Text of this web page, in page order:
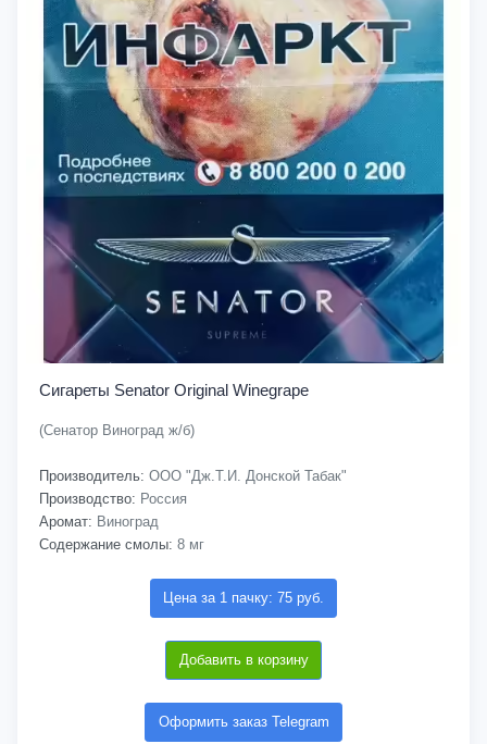
Сигареты Senator Original Winegrape
(Сенатор Виноград ж/б)
Производитель: ООО "Дж.Т.И. Донской Табак"
Производство: Россия
Аромат: Виноград
Содержание смолы: 8 мг
Цена за 1 пачку: 75 руб.
Добавить в корзину
Оформить заказ Telegram